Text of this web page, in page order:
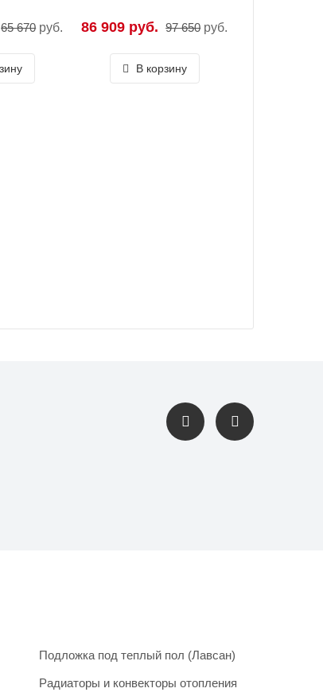
65 670 руб. 86 909 руб. 97 650 руб.
В корзину
Подложка под теплый пол (Лавсан)
Радиаторы и конвекторы отопления